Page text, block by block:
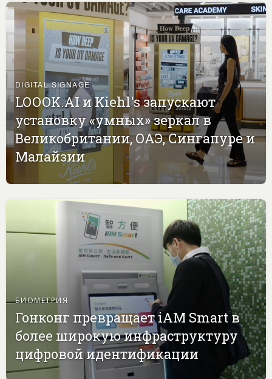
DIGITAL SIGNAGE
LOOOK.AI и Kiehl's запускают
установку «умных» зеркал в
Великобритании, ОАЭ, Сингапуре и
Малайзии
БИОМЕТРИЯ
Гонконг превращает iAM Smart в
более широкую инфраструктуру
цифровой идентификации